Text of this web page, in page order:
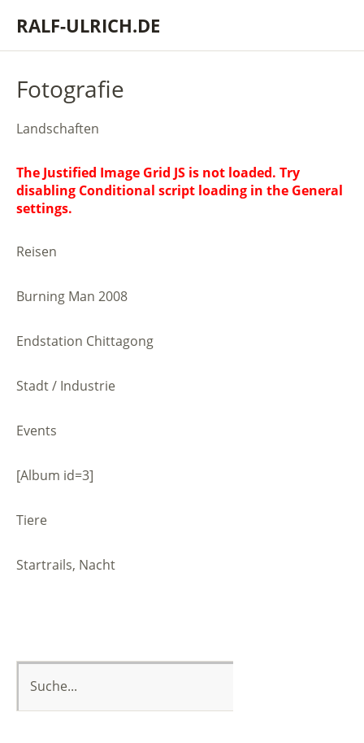
RALF-ULRICH.DE
Fotografie
Landschaften
The Justified Image Grid JS is not loaded. Try
disabling Conditional script loading in the General
settings.
Reisen
Burning Man 2008
Endstation Chittagong
Stadt / Industrie
Events
[Album id=3]
Tiere
Startrails, Nacht